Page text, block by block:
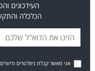
העידכונים
הכלכלה
אני מאשר קבלת ניוזלטרים